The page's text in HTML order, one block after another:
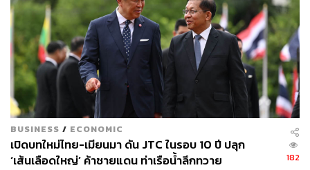
BUSINESS / ECONOMIC
เปิดบทใหม่ไทย-เมียนมา ดัน JTC ในรอบ 10 ปี ปลุก
‘เส้นเลือดใหญ่’ ค้าชายแดน ท่าเรือน้ำลึกทวาย
182